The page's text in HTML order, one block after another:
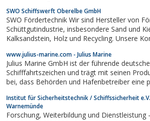
SWO Schiffswerft Oberelbe GmbH
SWO Fördertechnik Wir sind Hersteller von
Schüttgutindustrie, insbesondere Sand und Kies, Schotter,
Kalksandstein, Holz und Recycling. Unsere Kompetenz umfasst
einzelnen Gurtförderern bis hin zu
www.julius-marine.com - Julius Marine
Julius Marine GmbH ist der führende
Schifffahrtszeichen und trägt mit seinen
bei, dass Behörden und Hafenbetreiber eine präzise und sichere
Hersteller produzieren wir unsere
und Binnentonnen,...
Institut für Sicherheitstechnik / Schiffssicherheit
Warnemünde
Forschung, Weiterbildung und Dienstleistung – unsere drei